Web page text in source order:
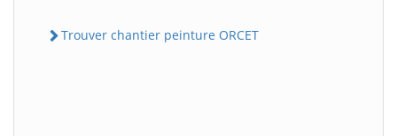
Trouver chantier peinture ORCET